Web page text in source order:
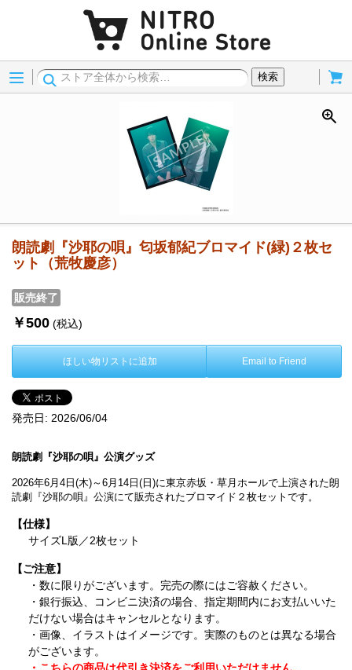
Menu
検索
朗読劇『沙耶の唄』匂坂郁紀ブロマイド(緑)２枚セ
ット（荒牧慶彦）
販売終了
￥500 (税込)
ほしい物リストに追加 Email to Friend
発売日: 2026/06/04
朗読劇『沙耶の唄』公演グッズ
2026年6月4日(木)～6月14日(日)に東京赤坂・草月ホールで上演された朗
読劇『沙耶の唄』公演にて販売されたブロマイド２枚セットです。
【仕様】
サイズL版／2枚セット
【ご注意】
・数に限りがございます。完売の際にはご容赦ください。
・銀行振込、コンビニ決済の場合、指定期間内にお支払いいた
だけない場合はキャンセルとなります。
・画像、イラストはイメージです。実際のものとは異なる場合
がございます。